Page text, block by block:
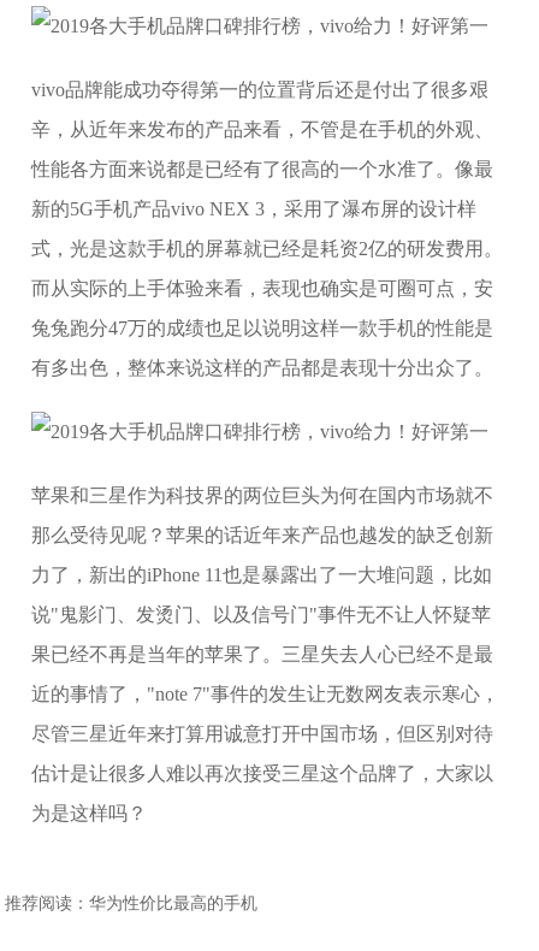
vivo品牌能成功夺得第一的位置背后还是付出了很多艰
辛，从近年来发布的产品来看，不管是在手机的外观、
性能各方面来说都是已经有了很高的一个水准了。像最
新的5G手机产品vivo NEX 3，采用了瀑布屏的设计样
式，光是这款手机的屏幕就已经是耗资2亿的研发费用。
而从实际的上手体验来看，表现也确实是可圈可点，安
兔兔跑分47万的成绩也足以说明这样一款手机的性能是
有多出色，整体来说这样的产品都是表现十分出众了。
苹果和三星作为科技界的两位巨头为何在国内市场就不
那么受待见呢？苹果的话近年来产品也越发的缺乏创新
力了，新出的iPhone 11也是暴露出了一大堆问题，比如
说"鬼影门、发烫门、以及信号门"事件无不让人怀疑苹
果已经不再是当年的苹果了。三星失去人心已经不是最
近的事情了，"note 7"事件的发生让无数网友表示寒心，
尽管三星近年来打算用诚意打开中国市场，但区别对待
估计是让很多人难以再次接受三星这个品牌了，大家以
为是这样吗？
推荐阅读：华为性价比最高的手机